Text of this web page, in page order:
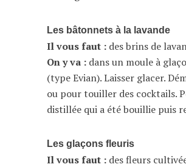
Les bâtonnets à la lavande
Il vous faut : des brins de
On y va : dans un moule à
(type Evian). Laisser glacer.
ou pour touiller des cocktails.
distillée qui a été bouillie puis
Les glaçons fleuris
Il vous faut : des fleurs